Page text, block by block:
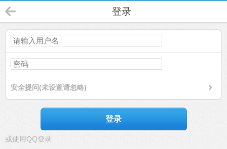
登录
安全提问(未设置请忽略)
登录
或使用QQ登录